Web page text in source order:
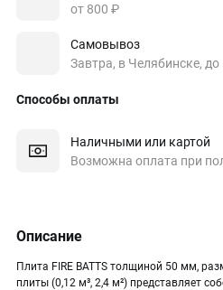
от 800 ₽
Самовывоз
Завтра, в Челябинске, до
Способы оплаты
Наличными или картой
Возможна оплата при
Описание
Плита FIRE BATTS толщиной 50 мм,
плиты (0,12 м³, 2,4 м²) представляет